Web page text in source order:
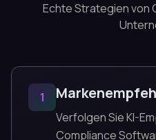
Echte Strategien von
1
Verfolgen Sie KI-
Compliance